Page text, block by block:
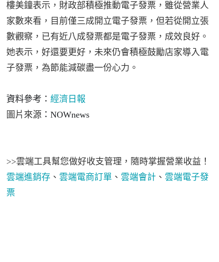
樓美鐘表示，財政部積極推動電子發票，雖從營業人
家數來看，目前僅三成開立電子發票，但若從開立張
數觀察，已有近八成發票都是電子發票，成效良好。
她表示，好還要更好，未來仍會積極鼓勵店家導入電
子發票，為節能減碳盡一份心力。
資料參考：經濟日報
圖片來源 ：NOWnews
>>雲端工具幫您做好收支管理，隨時掌握營業收益！
雲端進銷存 、 雲端電商訂單 、 雲端會計 、 雲端電子發
票